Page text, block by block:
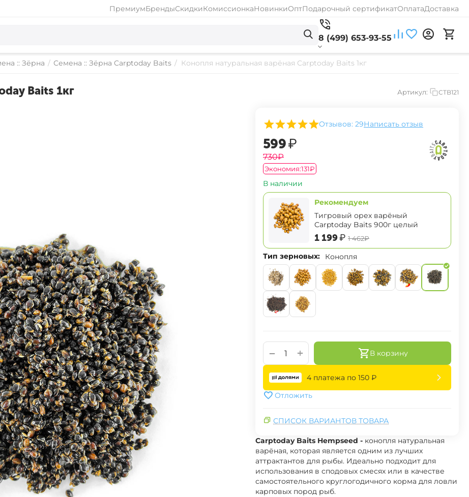
ПремиумБрендыСкидкиКомиссионкаНовинкиОптПодарочный сертификатОплатаДоставка
8 (499) 653-93-55
:: Зёрна / Семена :: Зёрна Carptoday Baits / Конопля натуральная варёная Carptoday Baits 1кг
Baits 1кг Артикул: CTB121
Отзывов: 29Написать отзыв
‍599‍₽
‍730‍₽
Экономия:‍131‍₽
В наличии
Рекомендуем
Тигровый орех варёный
Carptoday Baits 900г целый
‍1 199‍₽ ‍1 462‍₽
Тип зерновых: Конопля
+
− В корзину
4 платежа по 150 ₽
Отложить
СПИСОК ВАРИАНТОВ ТОВАРА
Carptoday Baits Hempseed - конопля натуральная
варёная, которая является одним из лучших
аттрактантов для рыбы. Идеально подходит для
использования в сподовых смесях или в качестве
самостоятельного круглогодичного корма для ловли
карповых пород рыб.